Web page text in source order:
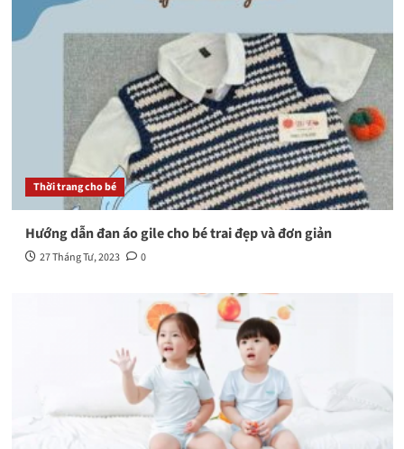
Thời trang cho bé
Hướng dẫn đan áo gile cho bé trai đẹp và đơn giản
27 Tháng Tư, 2023 0